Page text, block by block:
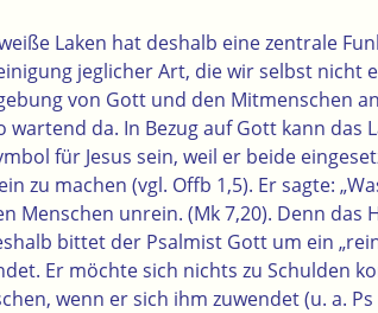
Laken hat deshalb eine zentrale
jeglicher Art, die wir selbst nicht
von Gott und den Mitmenschen
wartend da. In Bezug auf Gott kann das
für Jesus sein, weil er beide
zu machen (vgl. Offb 1,5). Er sagte:
Menschen unrein. (Mk 7,20). Denn das
bittet der Psalmist Gott um ein
Er möchte sich nichts zu Schulden
wenn er sich ihm zuwendet (u. a. Ps